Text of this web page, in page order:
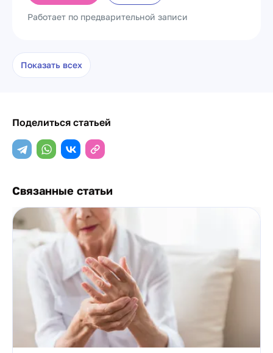
Работает по предварительной записи
Показать всех
Поделиться статьей
Связанные статьи